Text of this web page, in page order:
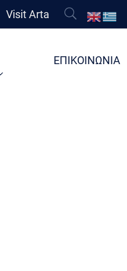
Visit Arta
ΕΠΙΚΟΙΝΩΝΙΑ